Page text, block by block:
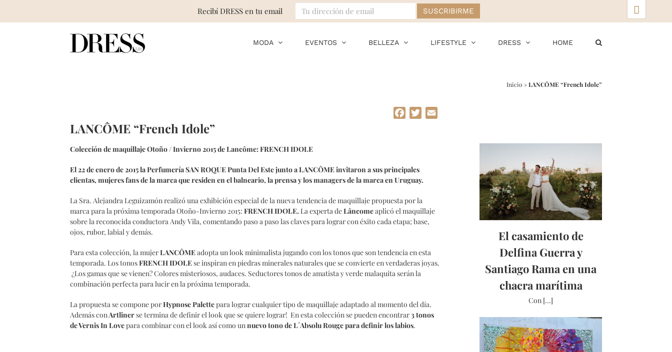
MODA EVENTOS BELLEZA LIFESTYLE DRESS HOME
Inicio »LANCÔME “French Idole”
Facebook
Twitter
LANCÔME “French Idole”
Colección de maquillajeOtoño / Invierno 2015 de Lancôme: FRENCH IDOLE
El 22 de enero de 2015 la Perfumería SAN ROQUEPunta Del Este junto a LANCÔME invitaron a sus principales
clientas, mujeres fans de la marca que residen en el balneario, la prensa y los managers de la marca en Uruguay.
La Sra. Alejandra Leguizamón realizó una exhibición especial de la nueva tendencia de maquillaje propuesta por la
marca para la próxima temporada Otoño-Invierno 2015: FRENCH IDOLE. La experta deLâncomeaplicó el maquillaje
sobre la reconocida conductora Andy Vila, comentando paso a paso las claves para lograr con éxito cada etapa; base,
ojos, rubor, labial y demás.
Para esta colección, la mujerLANCÔMEadopta un look minimalista jugando con los tonos que son tendencia en esta
temporada. Los tonosFRENCH IDOLEse inspiran en piedras minerales naturales que se convierte en verdaderas joyas.
¿Los gamas que se vienen? Colores misteriosos, audaces. Seductores tonos de amatista y verde malaquita serán la
combinación perfecta para lucir en la próxima temporada.
La propuesta se compone porHypnose Palettepara lograr cualquier tipo de maquillaje adaptado al momento del día.
Además conArtlinerse termina de definir el look que se quiere lograr! En esta colección se pueden encontrar3 tonos
de Vernis In Lovepara combinar con el look así como unnuevo tono de L´Absolu Rouge para definir los labios.
El casamiento de
Delfina Guerra y
Santiago Rama en una
chacra marítima
Con [...]
Recibí DRESS en tu email